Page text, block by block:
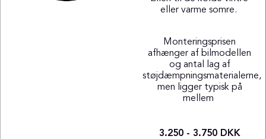
eller varme somre.
Monteringsprisen
afhænger af bilmodellen
og antal lag af
støjdæmpningsmaterialerne,
men ligger typisk på
mellem
3.250 - 3.750 DKK